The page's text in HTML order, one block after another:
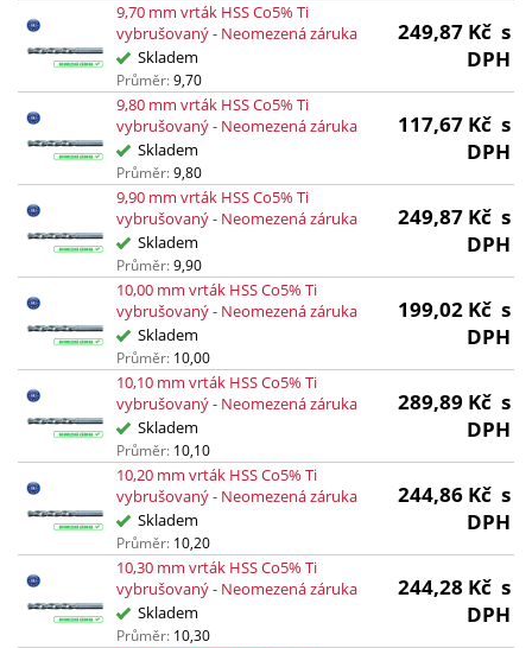
9,70 mm vrták HSS Co5% Ti
vybrušovaný - Neomezená záruka
Skladem
Průměr:9,70
249,87 Kč s
DPH
9,80 mm vrták HSS Co5% Ti
vybrušovaný - Neomezená záruka
Skladem
Průměr:9,80
117,67 Kč s
DPH
9,90 mm vrták HSS Co5% Ti
vybrušovaný - Neomezená záruka
Skladem
Průměr:9,90
249,87 Kč s
DPH
10,00 mm vrták HSS Co5% Ti
vybrušovaný - Neomezená záruka
Skladem
Průměr: 10,00
199,02 Kč s
DPH
10,10 mm vrták HSS Co5% Ti
vybrušovaný - Neomezená záruka
Skladem
Průměr: 10,10
289,89 Kč s
DPH
10,20 mm vrták HSS Co5% Ti
vybrušovaný - Neomezená záruka
Skladem
Průměr: 10,20
244,86 Kč s
DPH
10,30 mm vrták HSS Co5% Ti
vybrušovaný - Neomezená záruka
Skladem
Průměr: 10,30
244,28 Kč s
DPH